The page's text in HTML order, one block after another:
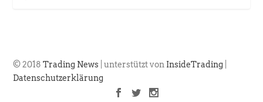
© 2018Trading News | unterstützt von InsideTrading
Datenschutzerklärung